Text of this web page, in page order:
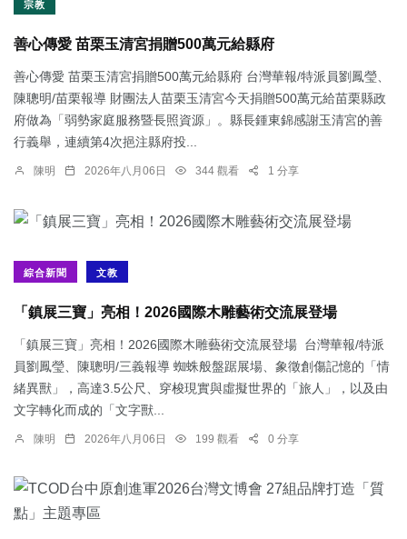
宗教
善心傳愛 苗栗玉清宮捐贈500萬元給縣府
善心傳愛 苗栗玉清宮捐贈500萬元給縣府 台灣華報/特派員劉鳳瑩、
陳聰明/苗栗報導 財團法人苗栗玉清宮今天捐贈500萬元給苗栗縣政
府做為「弱勢家庭服務暨長照資源」。縣長鍾東錦感謝玉清宮的善
行義舉，連續第4次挹注縣府投...
陳明 2026年八月06日 344 觀看 1 分享
綜合新聞 文教
「鎮展三寶」亮相！2026國際木雕藝術交流展登場
「鎮展三寶」亮相！2026國際木雕藝術交流展登場 台灣華報/特派
員劉鳳瑩、陳聰明/三義報導 蜘蛛般盤踞展場、象徵創傷記憶的「情
緒異獸」，高達3.5公尺、穿梭現實與虛擬世界的「旅人」，以及由
文字轉化而成的「文字獸...
陳明 2026年八月06日 199 觀看 0 分享